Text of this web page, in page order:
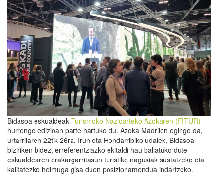
Bidasoa eskualdeak Turismoko Nazioarteko Azokaren (FITUR)
hurrengo edizioan parte hartuko du. Azoka Madrilen egingo da,
urtarrilaren 22tik 26ra. Irun eta Hondarribiko udalek, Bidasoa
biziriken bidez, erreferentziazko ekitaldi hau baliatuko dute
eskualdearen erakargarritasun turistiko nagusiak sustatzeko eta
kalitatezko helmuga gisa duen posizionamendua indartzeko.